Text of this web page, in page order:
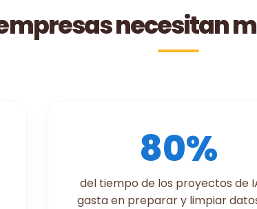
necesitan
80%
del tiempo de los proyectos de
gasta en preparar y limpiar